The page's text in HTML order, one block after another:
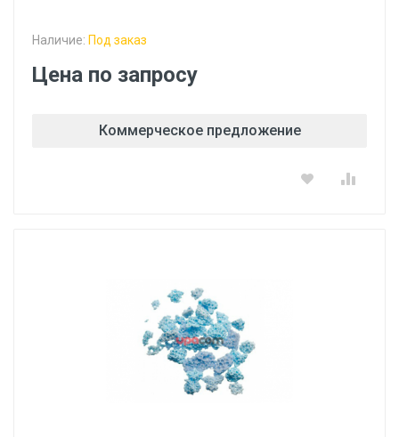
Наличие: Под заказ
Цена по запросу
Коммерческое предложение